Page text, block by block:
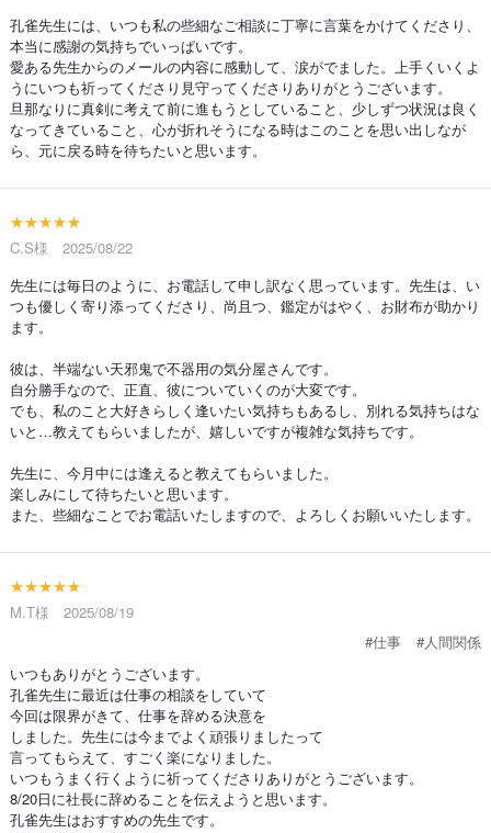
孔雀先生には、いつも私の些細なご相談に丁寧に言葉をかけてくださり、
本当に感謝の気持ちでいっぱいです。
愛ある先生からのメールの内容に感動して、涙がでました。上手くいくよ
うにいつも祈ってくださり見守ってくださりありがとうございます。
旦那なりに真剣に考えて前に進もうとしていること、少しずつ状況は良く
なってきていること、心が折れそうになる時はこのことを思い出しなが
ら、元に戻る時を待ちたいと思います。
★★★★★
C.S様 2025/08/22
先生には毎日のように、お電話して申し訳なく思っています。先生は、い
つも優しく寄り添ってくださり、尚且つ、鑑定がはやく、お財布が助かり
ます。
彼は、半端ない天邪鬼で不器用の気分屋さんです。
自分勝手なので、正直、彼についていくのが大変です。
でも、私のこと大好きらしく逢いたい気持ちもあるし、別れる気持ちはな
いと…教えてもらいましたが、嬉しいですが複雑な気持ちです。
先生に、今月中には逢えると教えてもらいました。
楽しみにして待ちたいと思います。
また、些細なことでお電話いたしますので、よろしくお願いいたします。
★★★★★
M.T様 2025/08/19
#仕事
#人間関係
いつもありがとうございます。
孔雀先生に最近は仕事の相談をしていて
今回は限界がきて、仕事を辞める決意を
しました。先生には今までよく頑張りましたって
言ってもらえて、すごく楽になりました。
いつもうまく行くように祈ってくださりありがとうございます。
8/20日に社長に辞めることを伝えようと思います。
孔雀先生はおすすめの先生です。